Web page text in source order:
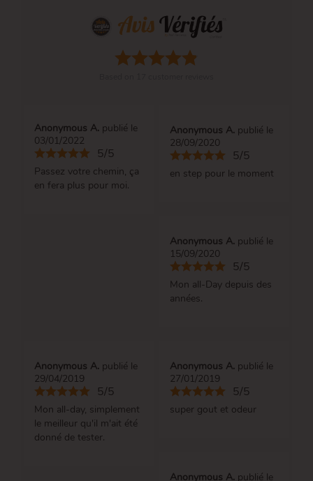
Anonymous A. publié le
03/01/2022
5/5
Passez votre chemin, ça
en fera plus pour moi.
Anonymous A. publié le
28/09/2020
5/5
en step pour le moment
Anonymous A. publié le
15/09/2020
5/5
Mon all-Day depuis des
années.
Anonymous A. publié le
29/04/2019
5/5
Mon all-day, simplement
le meilleur qu'il m'ait été
donné de tester.
Anonymous A. publié le
27/01/2019
5/5
super gout et odeur
Anonymous A. publié le